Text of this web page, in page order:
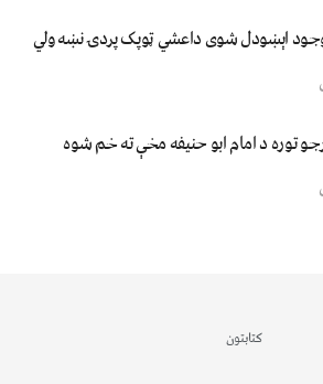
اېښودل شوی داعشي ټوپک پردۍ نښه ولي
توره د امام ابو حنیفه مخې ته خم شوه
کتابتون